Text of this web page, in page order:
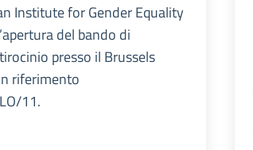
Institute for Gender Equality
del bando di
presso il Brussels
riferimento
11.